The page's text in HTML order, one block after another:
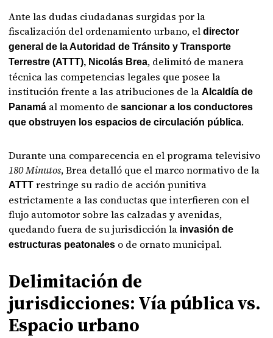
Ante las dudas ciudadanas surgidas por la
fiscalización del ordenamiento urbano, eldirector
general de la Autoridad de Tránsito y Transporte
Terrestre (ATTT), Nicolás Brea, delimitó de manera
técnica las competencias legales que posee la
institución frente a las atribuciones de laAlcaldía de
Panamá al momento desancionar a los conductores
que obstruyen los espacios de circulación pública.
Durante una comparecencia en el programa televisivo
180 Minutos, Brea detalló que el marco normativo de la
ATTT restringe su radio de acción punitiva
estrictamente a las conductas que interfieren con el
flujo automotor sobre las calzadas y avenidas,
quedando fuera de su jurisdicción la invasión de
estructuras peatonales o de ornato municipal.
Delimitación de
jurisdicciones: Vía pública vs.
Espacio urbano